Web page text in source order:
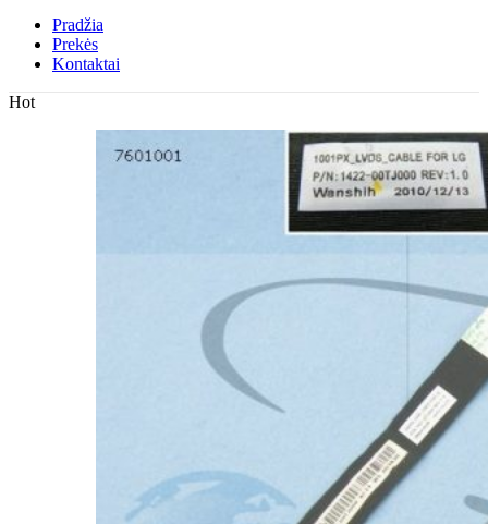
Pradžia
Prekės
Kontaktai
Hot